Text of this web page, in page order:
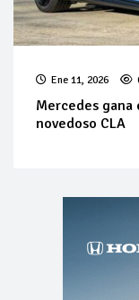
Ene 11, 2026
Mercedes gana
novedoso CLA